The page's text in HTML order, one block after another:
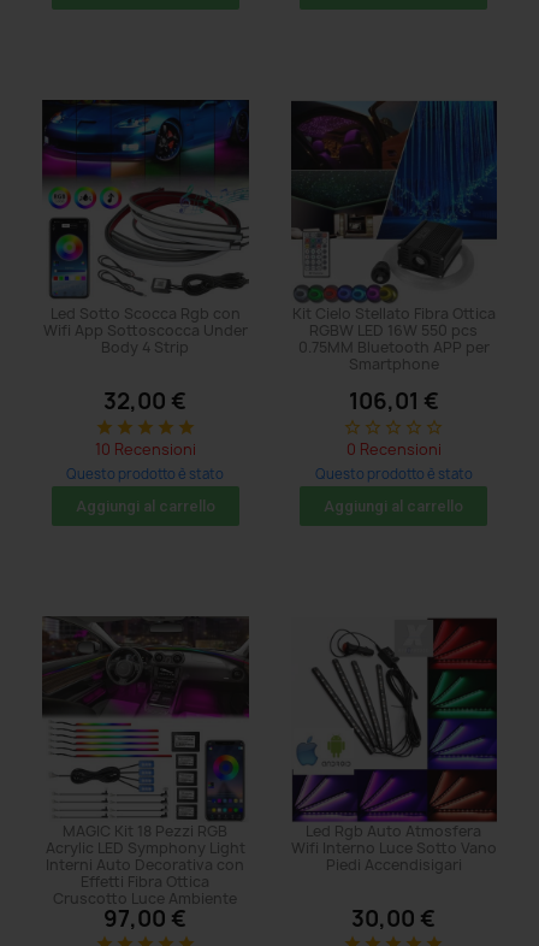
Led Sotto Scocca Rgb con
Wifi App Sottoscocca Under
Body 4 Strip
32,00 €
star star star star star
10 Recensioni
Questo prodotto è stato
acquistato: 269 volte
Aggiungi al carrello
Kit Cielo Stellato Fibra Ottica
RGBW LED 16W 550 pcs
0.75MM Bluetooth APP per
Smartphone
106,01 €
star_border star_border star_border star_border star_border
0 Recensioni
Questo prodotto è stato
acquistato: 29 volte
Aggiungi al carrello
MAGIC Kit 18 Pezzi RGB
Acrylic LED Symphony Light
Interni Auto Decorativa con
Effetti Fibra Ottica
Cruscotto Luce Ambiente
97,00 €
Led Rgb Auto Atmosfera
Wifi Interno Luce Sotto Vano
Piedi Accendisigari
30,00 €